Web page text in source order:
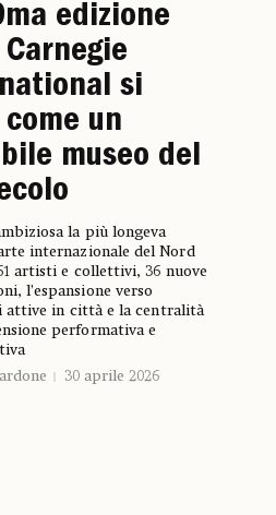
edizione
si
un
museo del
la più longeva
internazionale del Nord
artisti e collettivi, 36 nuove
l’espansione verso
attive in città e la centralità
performativa e
30 aprile 2026